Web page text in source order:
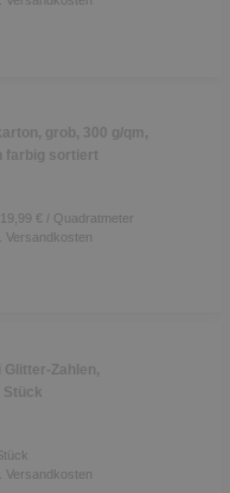
grob, 300 g/qm,
farbig sortiert
19,99 € / Quadratmeter
Versandkosten
Glitter-Zahlen,
Stück
Versandkosten